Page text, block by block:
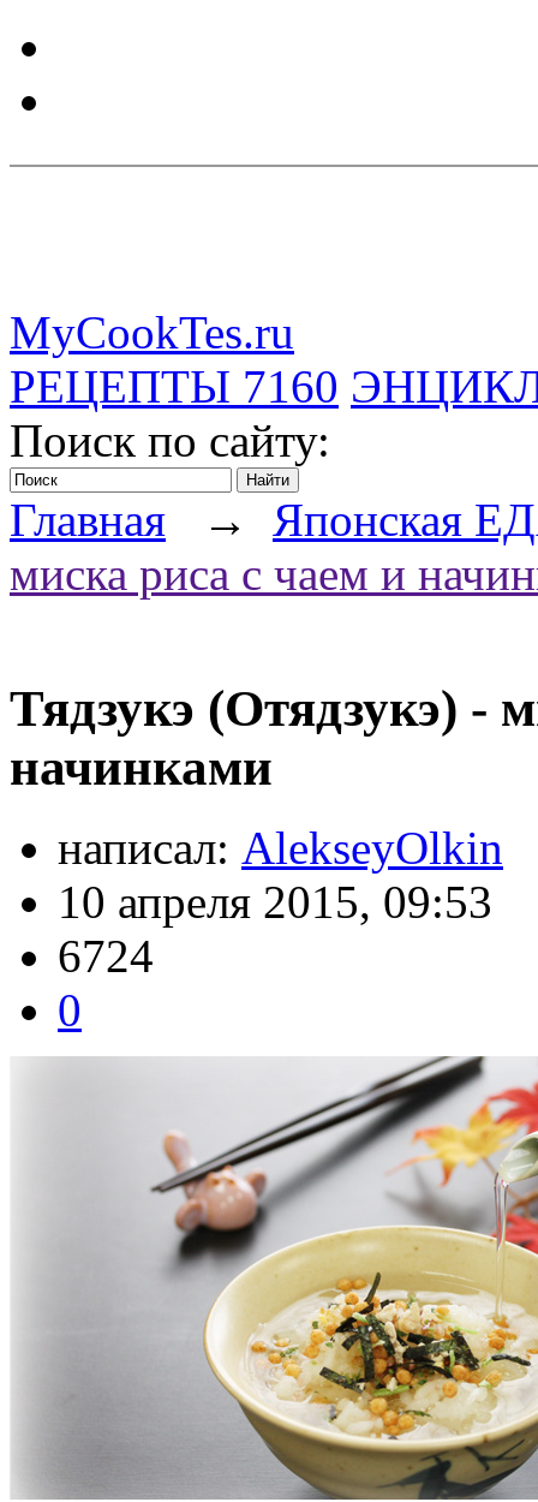
MyCookTes.ru
РЕЦЕПТЫ 7160
Поиск по сайту:
Главная → Японская
миска риса с чаем и
Тядзукэ (Отядзукэ) -
начинками
написал: AlekseyOlkin
10 апреля 2015, 09:53
6724
0